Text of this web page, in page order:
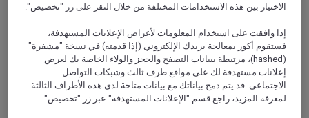
الاختيار بين هذه الاستخدامات المختلفة من خلال النقر على زر "تخصيص".
إذا وافقت على استخدام المعلومات لأغراض الإعلانات المستهدفة،
فستقوم أكور بمعالجة بريدك الإلكتروني (إذا قدمته) في نسخة "مشفرة"
(hashed)، مرتبطة ببيانات التصفح والحجز والولاء الخاصة بك لعرض
إعلانات مستهدفة لك على مواقع طرف ثالث وشبكات التواصل
الاجتماعي. قد يتم دمج بياناتك مع بيانات متاحة لدى هذه الأطراف الثالثة.
لمعرفة المزيد، راجع قسم "الإعلانات المستهدفة" عبر زر "تخصيص".